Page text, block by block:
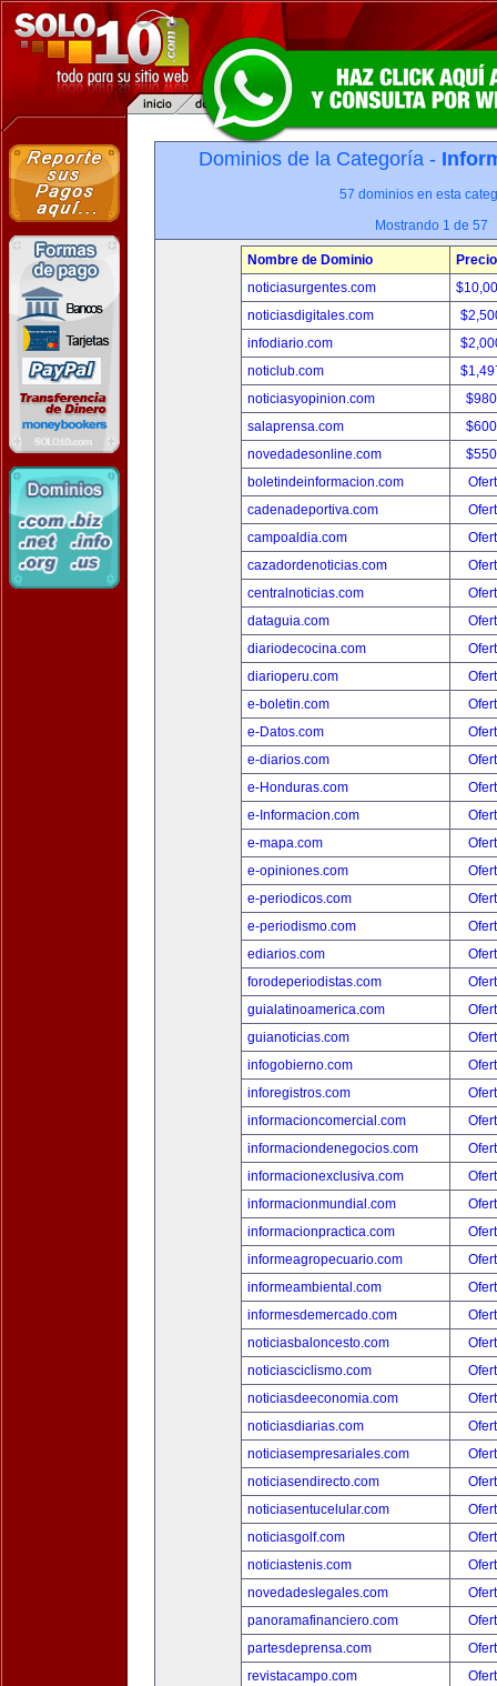
Dominios de la Categoría -
57 dominios en esta
Mostrando 1 de 57
Nombre de Dominio
Precio
noticiasurgentes.com
noticiasdigitales.com
infodiario.com
noticlub.com
noticiasyopinion.com
salaprensa.com
novedadesonline.com
boletindeinformacion.com
cadenadeportiva.com
campoaldia.com
cazadordenoticias.com
centralnoticias.com
dataguia.com
diariodecocina.com
diarioperu.com
e-boletin.com
e-Datos.com
e-diarios.com
e-Honduras.com
e-Informacion.com
e-mapa.com
e-opiniones.com
e-periodicos.com
e-periodismo.com
ediarios.com
forodeperiodistas.com
guialatinoamerica.com
guianoticias.com
infogobierno.com
inforegistros.com
informacioncomercial.com
informaciondenegocios.com
informacionexclusiva.com
informacionmundial.com
informacionpractica.com
informeagropecuario.com
informeambiental.com
informesdemercado.com
noticiasbaloncesto.com
noticiasciclismo.com
noticiasdeeconomia.com
noticiasdiarias.com
noticiasempresariales.com
noticiasendirecto.com
noticiasentucelular.com
noticiasgolf.com
noticiastenis.com
novedadeslegales.com
panoramafinanciero.com
partesdeprensa.com
revistacampo.com